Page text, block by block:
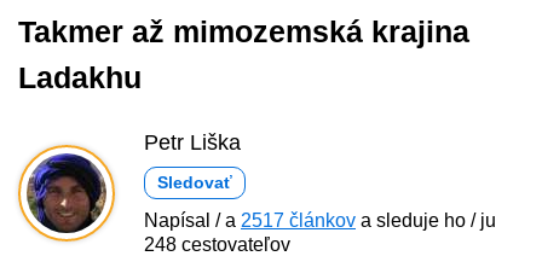
Takmer až mimozemská krajina
Ladakhu
Petr Liška
Sledovať
Napísal / a 2517 článkov a sleduje ho / ju
248 cestovateľov